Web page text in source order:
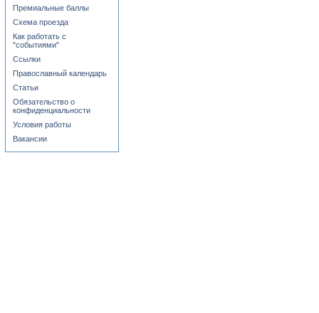
Премиальные баллы
Схема проезда
Как работать с
"событиями"
Ссылки
Православный календарь
Статьи
Обязательство о
конфиденциальности
Условия работы
Вакансии